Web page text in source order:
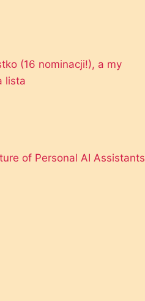
(16 nominacji!), a my
lista
of Personal AI Assistants